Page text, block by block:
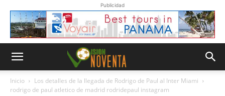
Publicidad
Inicio
Los detalles de la llegada de Rodrigo de Paul al Inter Miami
rodrigo de paul atletico de madrid rodridepaul instagram